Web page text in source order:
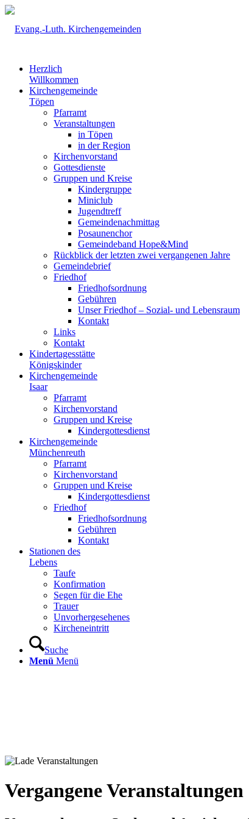
Herzlich
Willkommen
Kirchengemeinde
Töpen
Pfarramt
Veranstaltungen
in Töpen
in der Region
Kirchenvorstand
Gottesdienste
Gruppen und Kreise
Kindergruppe
Miniclub
Jugendtreff
Gemeindenachmittag
Posaunenchor
Gemeindeband Hope&Mind
Rückblick der letzten zwei vergangenen Jahre
Gemeindebrief
Friedhof
Friedhofsordnung
Gebühren
Unser Friedhof – Sozial- und Lebensraum
Kontakt
Links
Kontakt
Kindertagesstätte
Königskinder
Kirchengemeinde
Isaar
Pfarramt
Kirchenvorstand
Gruppen und Kreise
Kindergottesdienst
Kirchengemeinde
Münchenreuth
Pfarramt
Kirchenvorstand
Gruppen und Kreise
Kindergottesdienst
Friedhof
Friedhofsordnung
Gebühren
Kontakt
Stationen des
Lebens
Taufe
Konfirmation
Segen für die Ehe
Trauer
Unvorhergesehenes
Kircheneintritt
Suche
Menü Menü
Vergangene Veranstaltungen